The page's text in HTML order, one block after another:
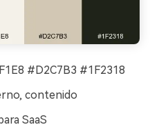
#D2C7B3 #1F2318
contenido
SaaS